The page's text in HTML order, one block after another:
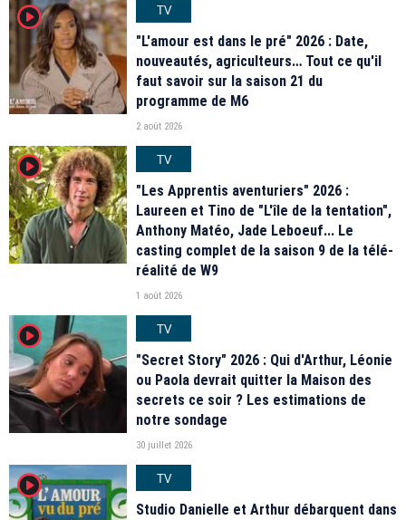
player2
TV
"L'amour est dans le pré" 2026 : Date,
nouveautés, agriculteurs… Tout ce qu'il
faut savoir sur la saison 21 du
programme de M6
2 août 2026
player2
TV
"Les Apprentis aventuriers" 2026 :
Laureen et Tino de "L'île de la tentation",
Anthony Matéo, Jade Leboeuf... Le
casting complet de la saison 9 de la télé-
réalité de W9
1 août 2026
player2
TV
"Secret Story" 2026 : Qui d'Arthur, Léonie
ou Paola devrait quitter la Maison des
secrets ce soir ? Les estimations de
notre sondage
30 juillet 2026
player2
TV
Studio Danielle et Arthur débarquent dans